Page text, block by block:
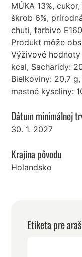
MÚKA 13%,
škrob 6%,
chuti, farbivo
Produkt môže
Výživové
kcal, Sacharidy:
Bielkoviny: 20,7
mastné kyseliny:
Dátum minimálnej
30. 1. 2027
Krajina pôvodu
Holandsko
Etiketa pre